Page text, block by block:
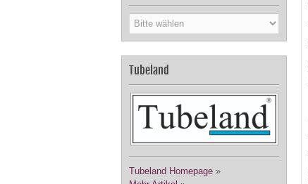
Tubeland
Tubeland Homepage »